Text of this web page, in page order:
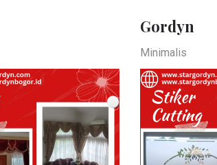
Gordyn
Minimalis